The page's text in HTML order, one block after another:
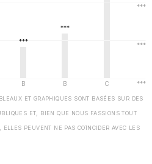
ET GRAPHIQUES SONT BASÉES SUR DES
ET, BIEN QUE NOUS FASSIONS TOUT
PEUVENT NE PAS COÏNCIDER AVEC LES